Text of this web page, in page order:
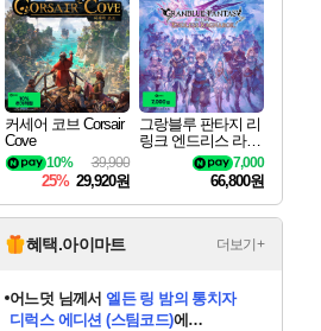
커세어 코브 Corsair
Cove
39,900
10%
25% 29,920원
그랑블루 판타지 리
링크 엔드리스 라그
나로크 Granblue Fa
ntasy Relink Endless
7,000
66,800원
혜택.아이마트 더보기+
어느덧 님께서엘든 링 밤의 통치자
디럭스 에디션 (스팀코드)에